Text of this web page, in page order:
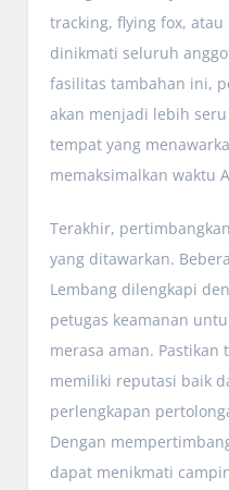
tracking, flying fox,
dinikmati seluruh
fasilitas tambahan ini,
akan menjadi lebih
tempat yang
memaksimalkan waktu
Terakhir,
yang ditawarkan.
Lembang dilengkapi
petugas keamanan
merasa aman.
memiliki reputasi baik
perlengkapan
Dengan
dapat menikmati